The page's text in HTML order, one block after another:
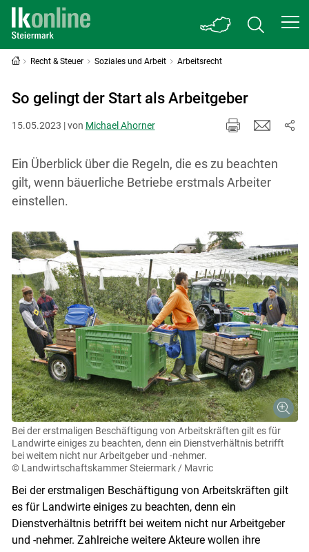
Recht & Steuer Soziales und Arbeit Arbeitsrecht
So gelingt der Start als Arbeitgeber
15.05.2023 | von Michael Ahorner
Ein Überblick über die Regeln, die es zu beachten
gilt, wenn bäuerliche Betriebe erstmals Arbeiter
einstellen.
Bei der erstmaligen Beschäftigung von Arbeitskräften gilt es für
Landwirte einiges zu beachten, denn ein Dienstverhältnis betrifft
bei weitem nicht nur Arbeitgeber und -nehmer.
© Landwirtschaftskammer Steiermark / Mavric
Bei der erstmaligen Beschäftigung von Arbeitskräften gilt
es für Landwirte einiges zu beachten, denn ein
Dienstverhältnis betrifft bei weitem nicht nur Arbeitgeber
und -nehmer. Zahlreiche weitere Akteure wollen ihre